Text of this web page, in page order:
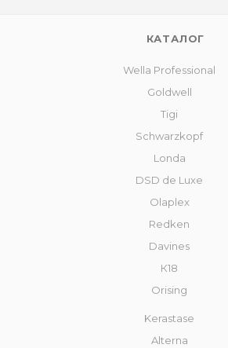
КАТАЛОГ
Wella Professional
Goldwell
Tigi
Schwarzkopf
Londa
DSD de Luxe
Olaplex
Redken
Davines
К18
Orising
Kerastase
Alterna